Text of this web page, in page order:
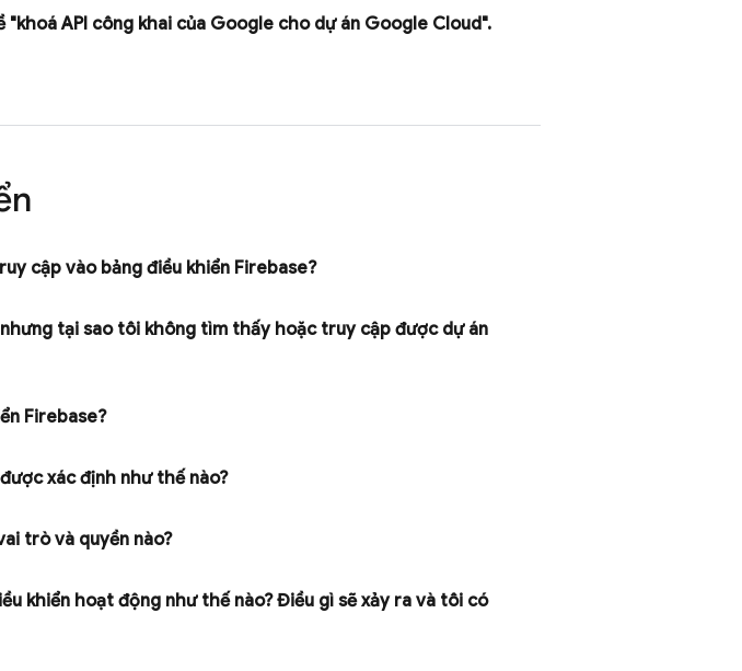
"khoá API công khai của Google cho dự án Google Cloud".
cập vào bảng điều khiển Firebase?
nhưng tại sao tôi không tìm thấy hoặc truy cập được dự án
Firebase?
được xác định như thế nào?
trò và quyền nào?
khiển hoạt động như thế nào? Điều gì sẽ xảy ra và tôi có